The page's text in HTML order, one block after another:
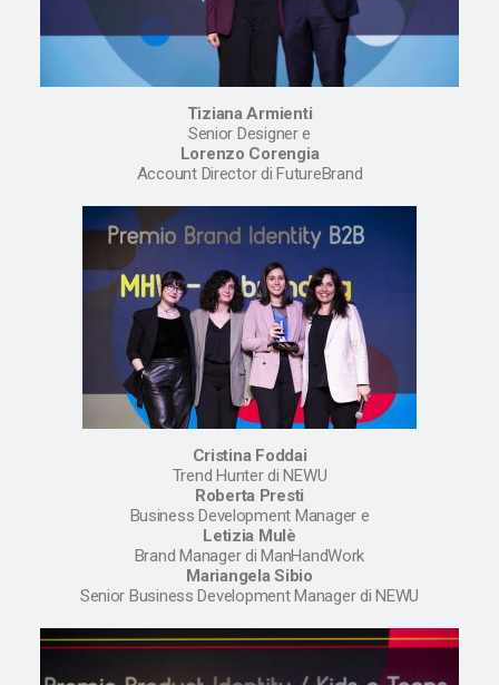
Tiziana Armienti
Senior Designer e
Lorenzo Corengia
Account Director di FutureBrand
Cristina Foddai
Trend Hunter di NEWU
Roberta Presti
Business Development Manager e
Letizia Mulè
Brand Manager di ManHandWork
Mariangela Sibio
Senior Business Development Manager di NEWU